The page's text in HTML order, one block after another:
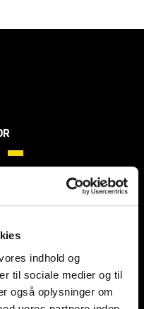
indhold og
til sociale medier og til
også oplysninger om
NETVÆRK